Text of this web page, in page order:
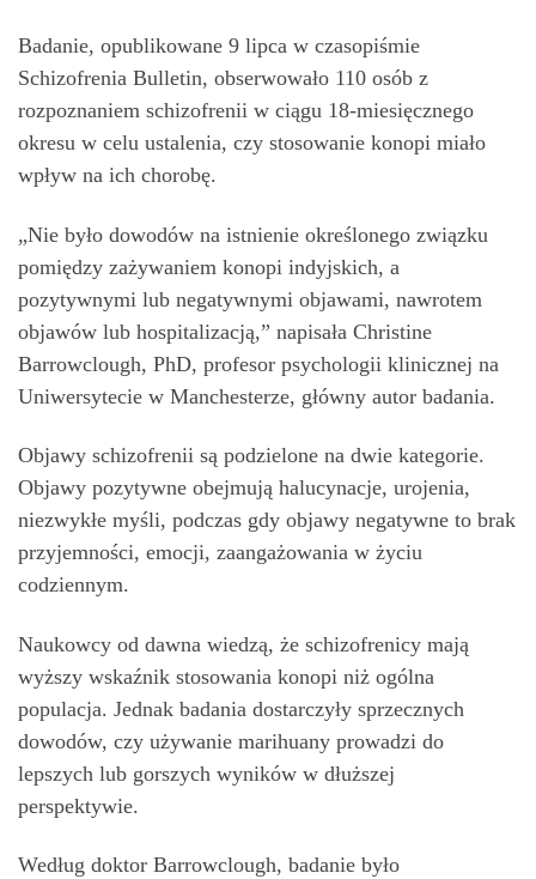
Badanie, opublikowane 9 lipca w czasopiśmie
Schizofrenia Bulletin, obserwowało 110 osób z
rozpoznaniem schizofrenii w ciągu 18-miesięcznego
okresu w celu ustalenia, czy stosowanie konopi miało
wpływ na ich chorobę.
„Nie było dowodów na istnienie określonego związku
pomiędzy zażywaniem konopi indyjskich, a
pozytywnymi lub negatywnymi objawami, nawrotem
objawów lub hospitalizacją,” napisała Christine
Barrowclough, PhD, profesor psychologii klinicznej na
Uniwersytecie w Manchesterze, główny autor badania.
Objawy schizofrenii są podzielone na dwie kategorie.
Objawy pozytywne obejmują halucynacje, urojenia,
niezwykłe myśli, podczas gdy objawy negatywne to brak
przyjemności, emocji, zaangażowania w życiu
codziennym.
Naukowcy od dawna wiedzą, że schizofrenicy mają
wyższy wskaźnik stosowania konopi niż ogólna
populacja. Jednak badania dostarczyły sprzecznych
dowodów, czy używanie marihuany prowadzi do
lepszych lub gorszych wyników w dłuższej
perspektywie.
Według doktor Barrowclough, badanie było